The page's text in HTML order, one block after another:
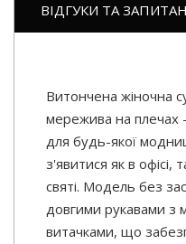
ВІДГУКИ ТА
Витончена жіночна
мережива на плечах
для будь-якої
з'явитися як в офісі,
святі. Модель без
довгими рукавами з
витачками, що